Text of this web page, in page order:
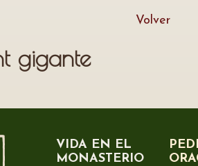
Volver
gigante
VIDA EN EL
MONASTERIO